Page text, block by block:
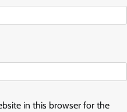
in this browser for the